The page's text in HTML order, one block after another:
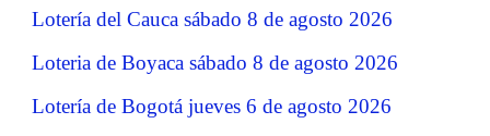
Lotería del Cauca sábado 8 de agosto 2026
Loteria de Boyaca sábado 8 de agosto 2026
Lotería de Bogotá jueves 6 de agosto 2026